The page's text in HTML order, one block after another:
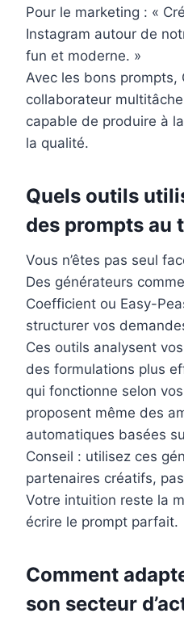
Pour le marketing : «
Instagram autour de
fun et moderne. »
Avec les bons prompts,
collaborateur
capable de produire à
la qualité.
Quels outils
des prompts au
Vous n’êtes pas seul
Des générateurs
Coefficient ou Easy-
structurer vos
Ces outils analysent
des formulations plus
qui fonctionne selon
proposent même des
automatiques basées
Conseil : utilisez ces
partenaires créatifs,
Votre intuition reste la
écrire le prompt parfait.
Comment
son secteur